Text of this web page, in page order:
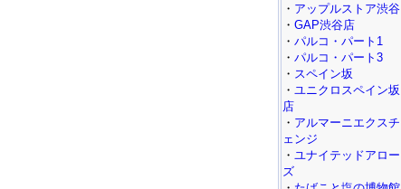
・ アップルストア渋谷
・ GAP渋谷店
・ パルコ・パート1
・ パルコ・パート3
・ スペイン坂
・ ユニクロスペイン坂
店
・ アルマーニエクスチ
ェンジ
・ ユナイテッドアロー
ズ